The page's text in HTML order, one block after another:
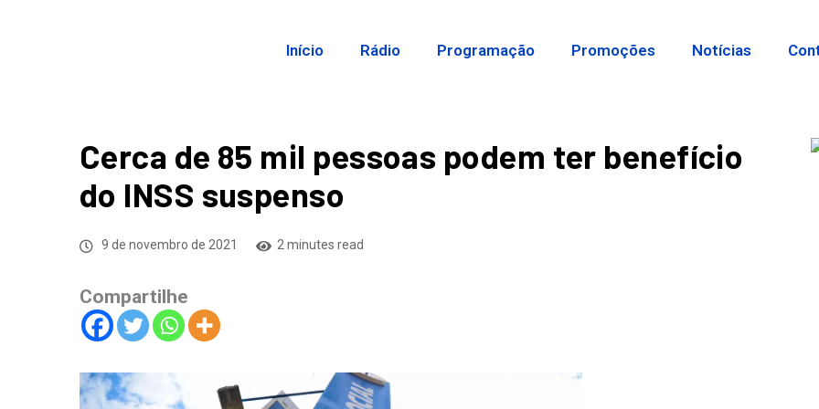
Início Rádio Programação Promoções Notícias
Cerca de 85 mil pessoas podem ter benefício
do INSS suspenso
9 de novembro de 2021 2 minutes read
Compartilhe